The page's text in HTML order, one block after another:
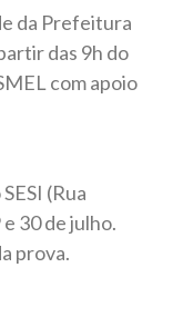
da Prefeitura
das 9h do
com apoio
(Rua
30 de julho.
prova.